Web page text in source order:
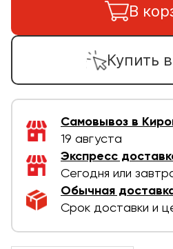
В
Купить
Самовывоз в
19 августа
Экспресс
Сегодня или
Обычная
Срок доставки и